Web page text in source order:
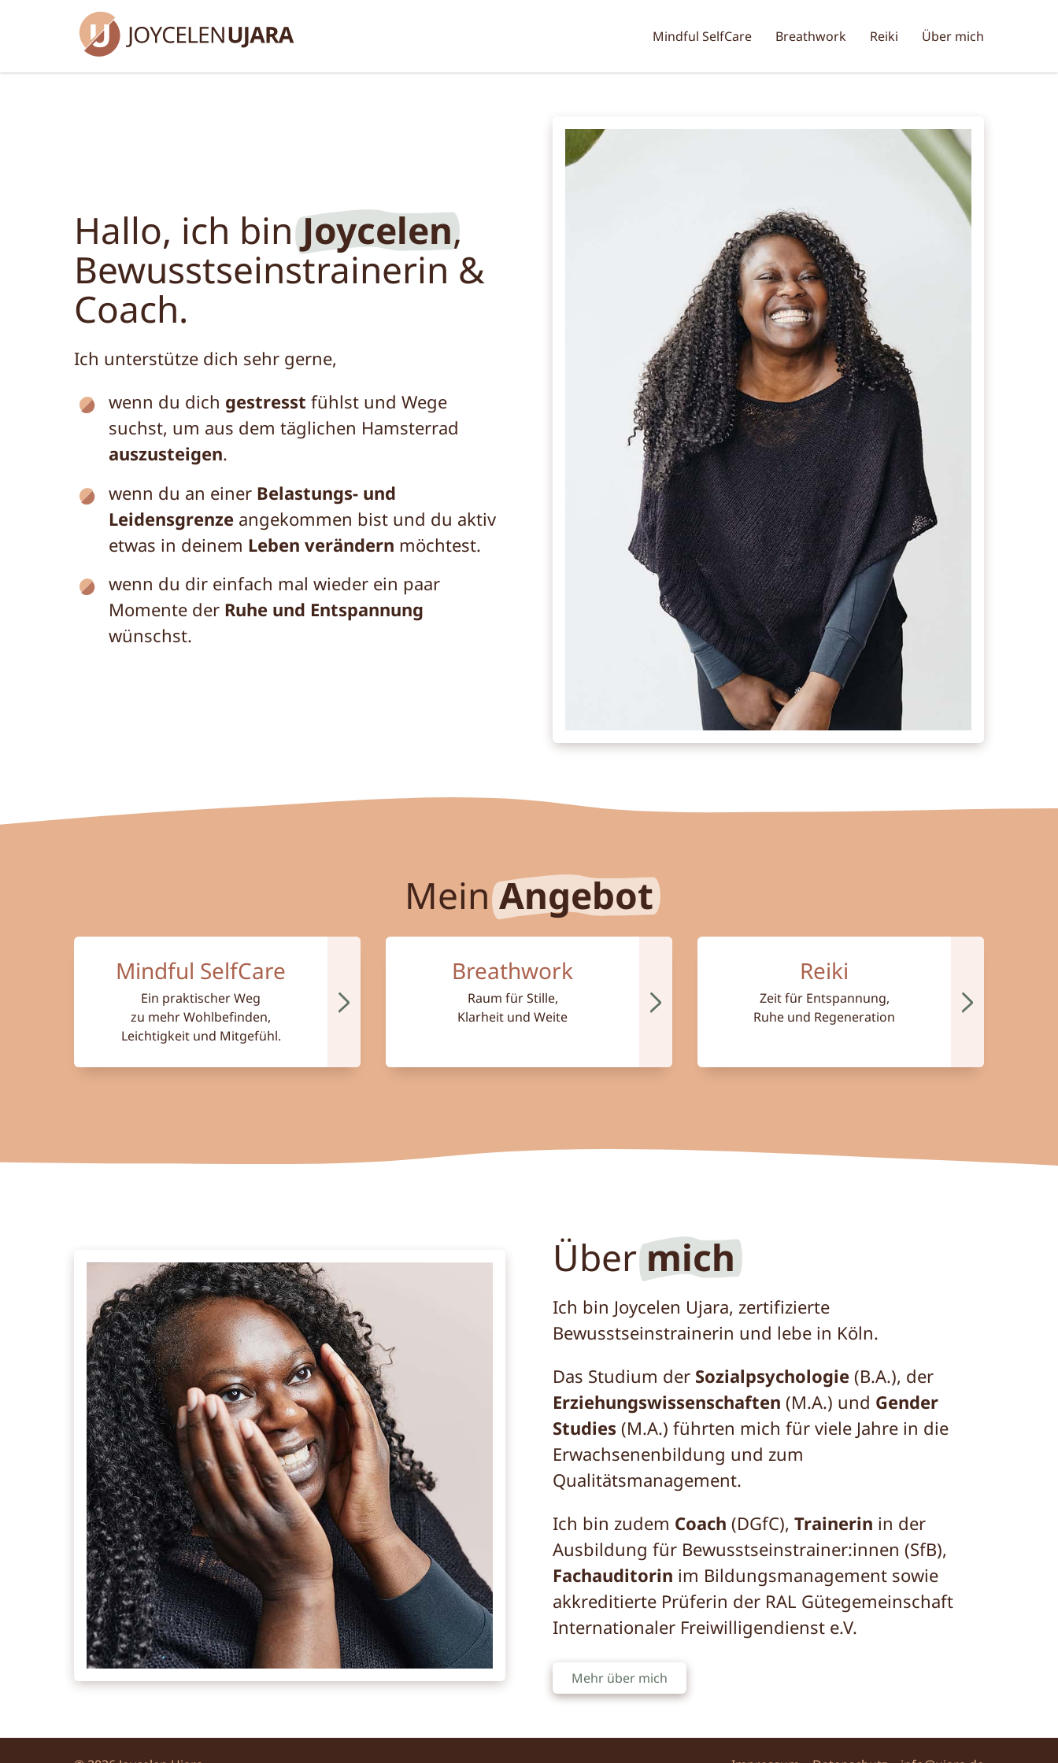
Mindful SelfCare Breathwork Reiki Über mich
Hallo, ich binJoycelen,
Bewusstseins­trainerin &
Coach.
Ich unterstütze dich sehr gerne,
wenn du dich gestresst fühlst und Wege
suchst, um aus dem täglichen Hamsterrad
auszusteigen.
wenn du an einer Belastungs- und
Leidensgrenze angekommen bist und du aktiv
etwas in deinem Leben verändern möchtest.
wenn du dir einfach mal wieder ein paar
Momente der Ruhe und Entspannung
wünschst.
MeinAngebot
Mindful SelfCare
Ein praktischer Weg
zu mehr Wohlbefinden,
Leichtigkeit und Mitgefühl.
Mehr zum Thema Mindful SelfCare
Breathwork
Raum für Stille,
Klarheit und Weite
Mehr zum Thema Mindful based Breathwork
Reiki
Zeit für Entspannung,
Ruhe und Regeneration
Mehr zum Thema Reiki
Übermich
Ich bin Joycelen Ujara, zertifizierte
Bewusstseinstrainerin und lebe in Köln.
Das Studium der Sozialpsychologie (B.A.), der
Erziehungswissenschaften (M.A.) und Gender
Studies (M.A.) führten mich für viele Jahre in die
Erwachsenenbildung und zum
Qualitätsmanagement.
Ich bin zudem Coach (DGfC), Trainerin in der
Ausbildung für Bewusstseinstrainer:innen (SfB),
Fachauditorin im Bildungsmanagement sowie
akkreditierte Prüferin der RAL Gütegemeinschaft
Internationaler Freiwilligendienst e.V.
Mehr über mich